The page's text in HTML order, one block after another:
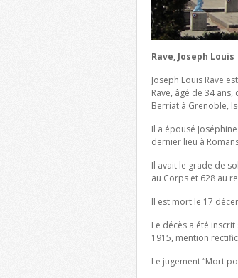
Rave, Joseph Louis
Joseph Louis Rave
Rave, âgé de 34
Berriat à Grenoble,
Il a épousé
dernier lieu à
Il avait le grade de
au Corps et 628 au
Il est mort le 17
Le décès a été
1915, mention
Le jugement “Mort